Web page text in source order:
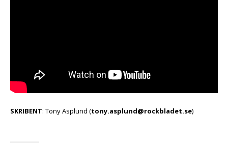
SKRIBENT: Tony Asplund (tony.asplund@rockbladet.se)